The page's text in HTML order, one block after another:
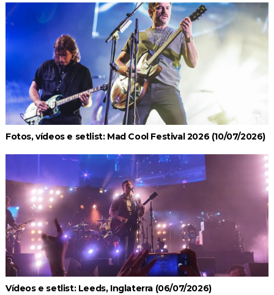
Fotos, vídeos e setlist: Mad Cool Festival 2026 (10/07/2026)
Vídeos e setlist: Leeds, Inglaterra (06/07/2026)